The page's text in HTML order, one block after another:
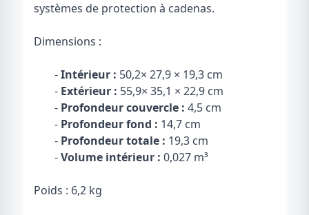
systèmes de protection à cadenas.
Dimensions :
-Intérieur : 50,2× 27,9 × 19,3 cm
- Extérieur : 55,9× 35,1 × 22,9 cm
- Profondeur couvercle : 4,5 cm
- Profondeur fond : 14,7 cm
- Profondeur totale : 19,3 cm
-Volume intérieur : 0,027 m³
Poids : 6,2 kg